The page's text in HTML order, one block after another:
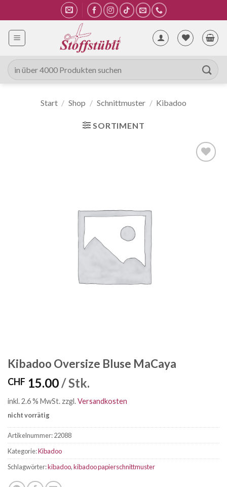
Inhalt
springen
Suche
nach:
Start / Shop / Schnittmuster / Kibadoo
SORTIMENT
Kibadoo Oversize Bluse MaCaya
CHF 15.00/ Stk.
inkl. 2.6 % MwSt. zzgl.Versandkosten
nicht vorrätig
Artikelnummer:22088
Kategorie:Kibadoo
Schlagwörter:kibadoo,kibadoo papierschnittmuster